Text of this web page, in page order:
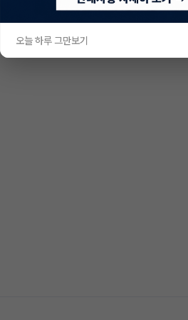
오늘 하루 그만보기